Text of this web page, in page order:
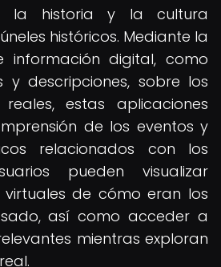
la historia y la cultura
históricos. Mediante la
información digital, como
y descripciones, sobre los
estas aplicaciones
de los eventos y
relacionados con los
pueden visualizar
virtuales de cómo eran los
así como acceder a
mientras exploran